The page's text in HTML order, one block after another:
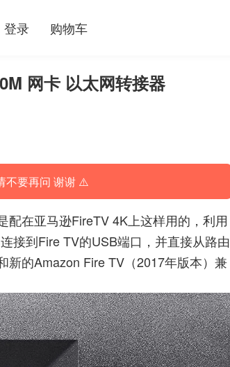
登录 购物车
网卡 以太网转接器
不要再问 谢谢 ⚠️
在亚马逊FireTV 4K上这样用的，利用
接到Fire TV的USB端口，并直接从路由
新的Amazon Fire TV（2017年版本）兼